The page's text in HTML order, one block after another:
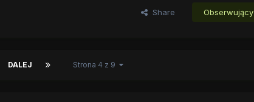
Share Obserwujący
DALEJ Strona 4 z 9